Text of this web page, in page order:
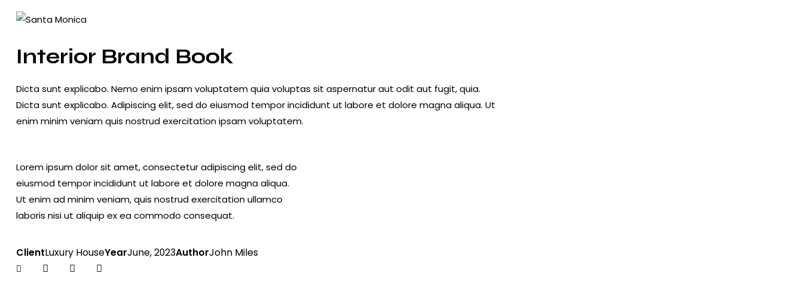
Interior Brand Book
Dicta sunt explicabo. Nemo enim ipsam voluptatem quia voluptas sit aspernatur aut odit aut fugit, quia.
Dicta sunt explicabo. Adipiscing elit, sed do eiusmod tempor incididunt ut labore et dolore magna aliqua. Ut
enim minim veniam quis nostrud exercitation ipsam voluptatem.
Lorem ipsum dolor sit amet, consectetur adipiscing elit, sed do
eiusmod tempor incididunt ut labore et dolore magna aliqua.
Ut enim ad minim veniam, quis nostrud exercitation ullamco
laboris nisi ut aliquip ex ea commodo consequat.
ClientLuxury HouseYearJune, 2023AuthorJohn Miles
Twitter-FacebookShare-Copy